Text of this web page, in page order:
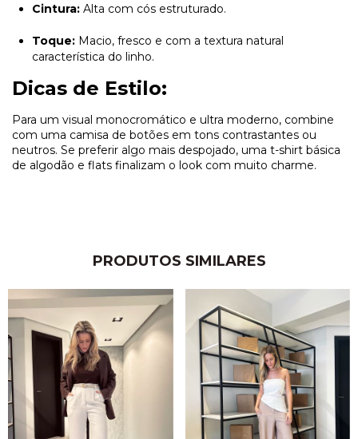
Cintura: Alta com cós estruturado.
Toque: Macio, fresco e com a textura natural
característica do linho.
Dicas de Estilo:
Para um visual monocromático e ultra moderno, combine
com uma camisa de botões em tons contrastantes ou
neutros. Se preferir algo mais despojado, uma t-shirt básica
de algodão e flats finalizam o look com muito charme.
PRODUTOS SIMILARES